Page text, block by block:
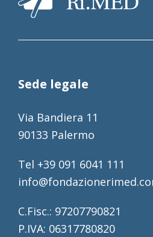
Sede legale
Via Bandiera 11
90133 Palermo
Tel +39 091 6041 111
C.Fisc.: 97207790821
P.IVA: 06317780820